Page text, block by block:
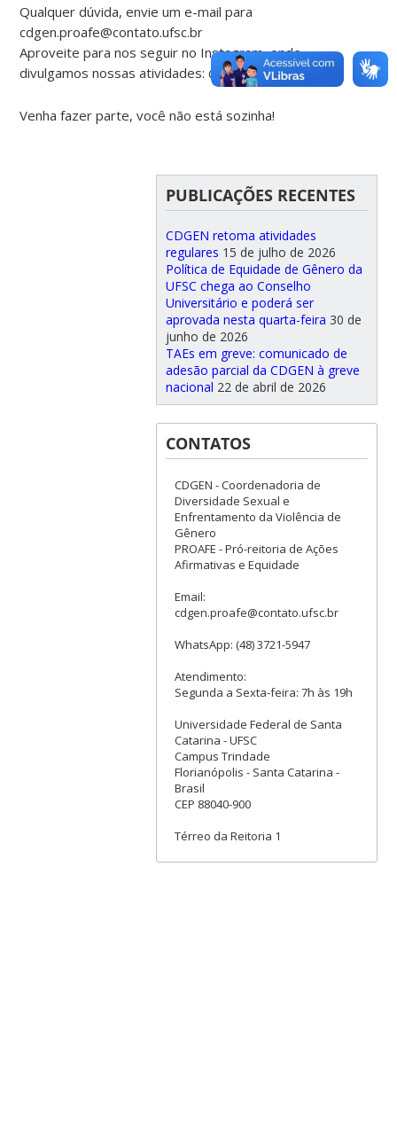
Qualquer dúvida, envie um e-mail para
cdgen.proafe@contato.ufsc.br
Aproveite para nos seguir no Instagram, onde
divulgamos nossas atividades: @cdgen.proafe.ufsc
Venha fazer parte, você não está sozinha!
PUBLICAÇÕES RECENTES
CDGEN retoma atividades
regulares 15 de julho de 2026
Política de Equidade de Gênero da
UFSC chega ao Conselho
Universitário e poderá ser
aprovada nesta quarta-feira 30 de
junho de 2026
TAEs em greve: comunicado de
adesão parcial da CDGEN à greve
nacional 22 de abril de 2026
CONTATOS
CDGEN - Coordenadoria de
Diversidade Sexual e
Enfrentamento da Violência de
Gênero
PROAFE - Pró-reitoria de Ações
Afirmativas e Equidade
Email:
cdgen.proafe@contato.ufsc.br
WhatsApp: (48) 3721-5947
Atendimento:
Segunda a Sexta-feira: 7h às 19h
Universidade Federal de Santa
Catarina - UFSC
Campus Trindade
Florianópolis - Santa Catarina -
Brasil
CEP 88040-900
Térreo da Reitoria 1